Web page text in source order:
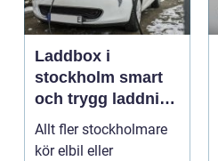
Laddbox i
stockholm smart
och trygg laddning
hemma och på
jobbet
Allt fler stockholmare
kör elbil eller